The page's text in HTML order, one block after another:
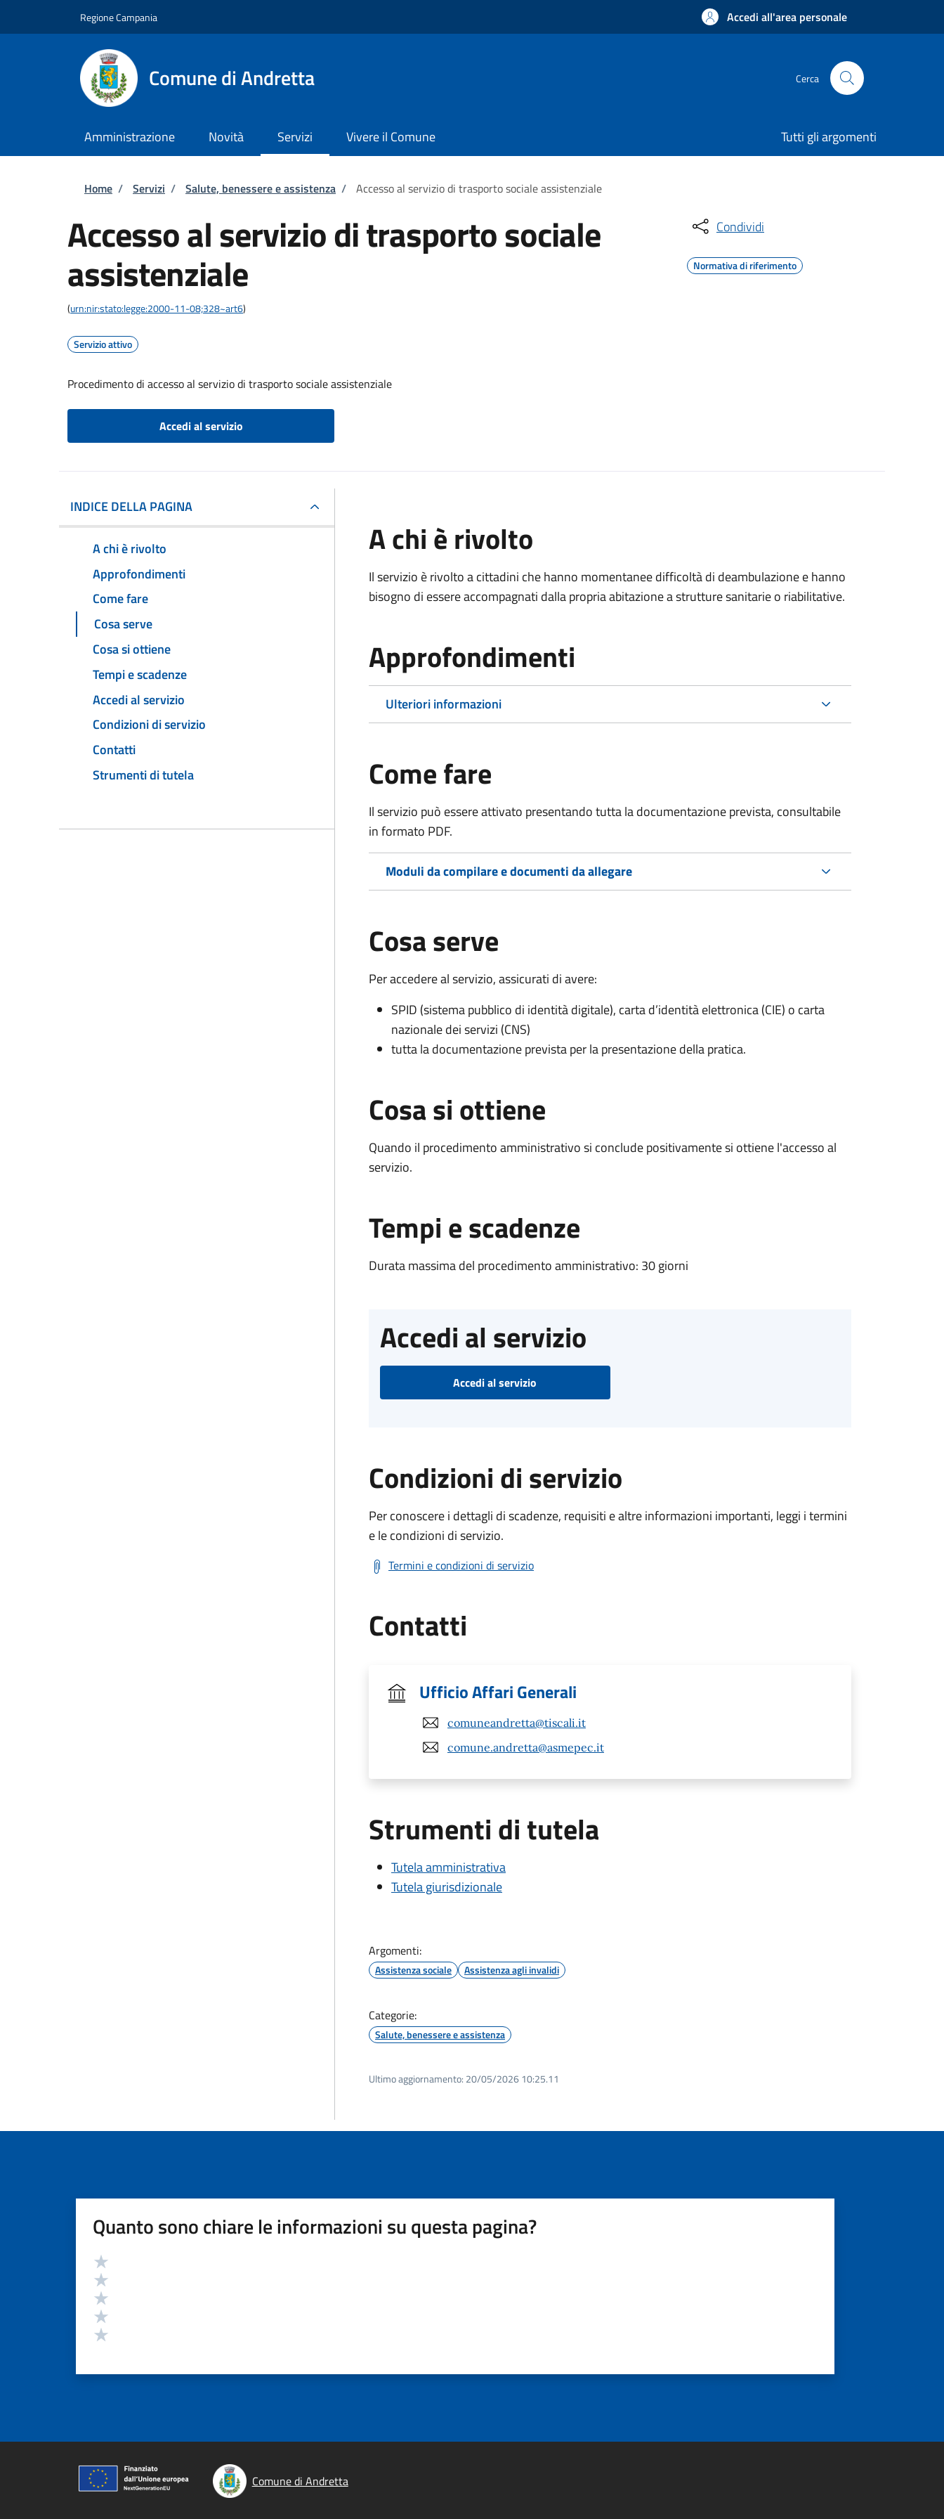
Regione Campania Accedi all'area personale
Comune di Andretta Cerca
Amministrazione Novità Servizi Vivere il Comune Tutti gli argomenti
Briciole di pane
Home / Servizi / Salute, benessere e assistenza / Accesso al servizio di trasporto sociale assistenziale
Accesso al servizio di trasporto sociale
assistenziale
(urn:nir:stato:legge:2000-11-08;328~art6)
Servizio attivo
Procedimento di accesso al servizio di trasporto sociale assistenziale
Accedi al servizio
Condividi
Normativa di riferimento
INDICE DELLA PAGINA
A chi è rivolto
Approfondimenti
Come fare
Cosa serve
Cosa si ottiene
Tempi e scadenze
Accedi al servizio
Condizioni di servizio
Contatti
Strumenti di tutela
A chi è rivolto
Il servizio è rivolto a cittadini che hanno momentanee difficoltà di deambulazione e hanno
bisogno di essere accompagnati dalla propria abitazione a strutture sanitarie o riabilitative.
Approfondimenti
Ulteriori informazioni
Come fare
Il servizio può essere attivato presentando tutta la documentazione prevista, consultabile
in formato PDF.
Moduli da compilare e documenti da allegare
Cosa serve
Per accedere al servizio, assicurati di avere:
SPID (sistema pubblico di identità digitale), carta d’identità elettronica (CIE) o carta
nazionale dei servizi (CNS)
tutta la documentazione prevista per la presentazione della pratica.
Cosa si ottiene
Quando il procedimento amministrativo si conclude positivamente si ottiene l'accesso al
servizio.
Tempi e scadenze
Durata massima del procedimento amministrativo: 30 giorni
Accedi al servizio
Accedi al servizio
Condizioni di servizio
Per conoscere i dettagli di scadenze, requisiti e altre informazioni importanti, leggi i termini
e le condizioni di servizio.
Termini e condizioni di servizio
Contatti
Ufficio Affari Generali
comuneandretta@tiscali.it
comune.andretta@asmepec.it
Strumenti di tutela
Tutela amministrativa
Tutela giurisdizionale
Argomenti:
Assistenza sociale Assistenza agli invalidi
Categorie:
Salute, benessere e assistenza
Ultimo aggiornamento: 20/05/2026 10:25.11
Quanto sono chiare le informazioni su questa pagina?
Valutazione
Comune di Andretta